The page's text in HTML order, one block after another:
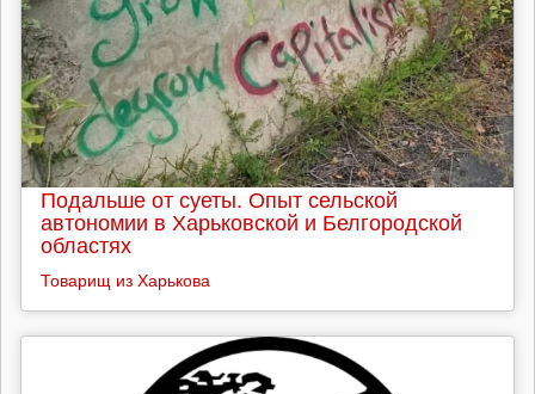
Подальше от суеты. Опыт сельской
автономии в Харьковской и Белгородской
областях
Товарищ из Харькова